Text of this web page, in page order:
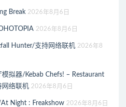
Break 2026年8月6日
2026年8月6日
Hunter/支持网络联机 2026年8
拟器/Kebab Chefs! – Restaurant
网络联机 2026年8月6日
Night : Freakshow 2026年8月6日